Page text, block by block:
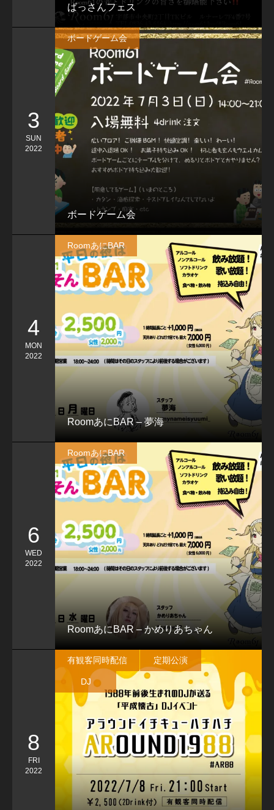
ばっさんフェス
3
SUN
2022
ボードゲーム会
ボードゲーム会
4
MON
2022
RoomあにBAR – 夢海
RoomあにBAR
6
WED
2022
RoomあにBAR – かめりあちゃん
RoomあにBAR
8
FRI
2022
有観客同時配信 定期公演
DJ